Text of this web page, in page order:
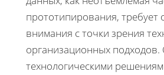
прототипирования, требует
внимания с точки зрения
организационных
технологическими